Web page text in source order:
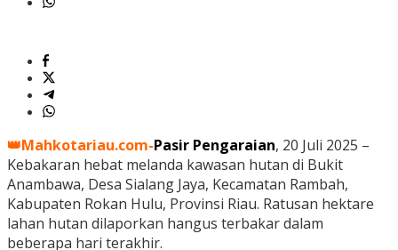
👑Mahkotariau.com-Pasir Pengaraian, 20 Juli 2025 –
Kebakaran hebat melanda kawasan hutan di Bukit
Anambawa, Desa Sialang Jaya, Kecamatan Rambah,
Kabupaten Rokan Hulu, Provinsi Riau. Ratusan hektare
lahan hutan dilaporkan hangus terbakar dalam
beberapa hari terakhir.